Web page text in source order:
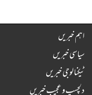
اہم خبریں
سیاسی خبریں
ٹیکنالوجی خبریں
دلچسپ و عجیب خبریں